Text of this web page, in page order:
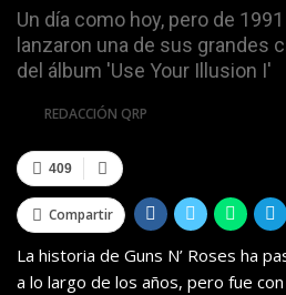
Un día como hoy, pero de
lanzaron una de sus grandes
del álbum 'Use Your Illusion I'
REDACCIÓN QRP
409
Compartir
La historia de Guns N’ Roses ha
a lo largo de los años, pero fue